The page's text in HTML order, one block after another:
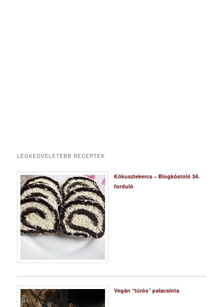
LEGKEDVELETEBB RECEPTEK
Kókusztekercs – Blogkóstoló 34.
forduló
Vegán “túrós” palacsinta